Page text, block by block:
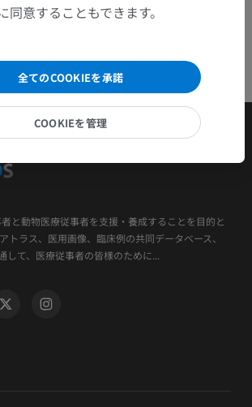
と動物医療従事者を支援・養成することを目的と
トラス、医用画像、臨床例の共同データベース、
して、医療従事者の皆様のために...
同意することもできます。
全てのCOOKIEを承諾
COOKIEを管理